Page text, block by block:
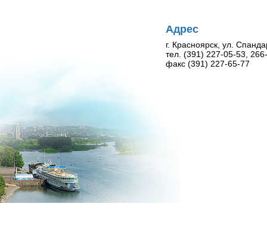
Адрес
г. Красноярск, ул.
тел. (391) 227-05-53,
факс (391) 227-65-77